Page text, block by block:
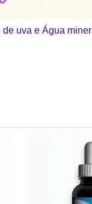
uva e Água